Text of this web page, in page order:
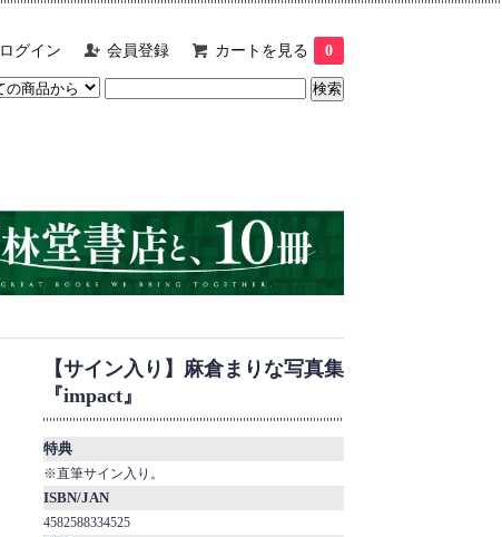
ログイン 会員登録 カートを見る 0
【サイン入り】麻倉まりな写真集
『impact』
特典
※直筆サイン入り。
ISBN/JAN
4582588334525